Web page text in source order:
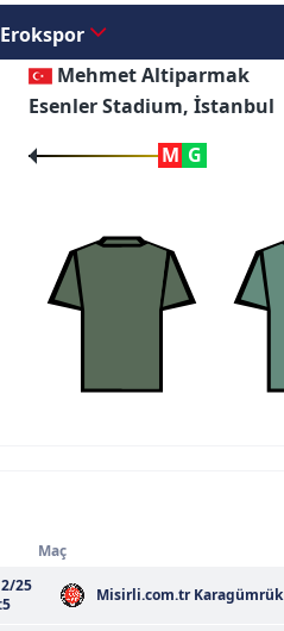
Mehmet Altiparmak
Esenler Stadium, İstanbul
M G
Maç
25
Misirli.com.tr Karagümrük